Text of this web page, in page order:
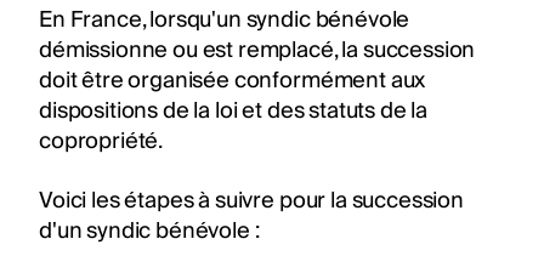
En France, lorsqu'un syndic bénévole
démissionne ou est remplacé, la succession
doit être organisée conformément aux
dispositions de la loi et des statuts de la
copropriété.
Voici les étapes à suivre pour la succession
d'un syndic bénévole :